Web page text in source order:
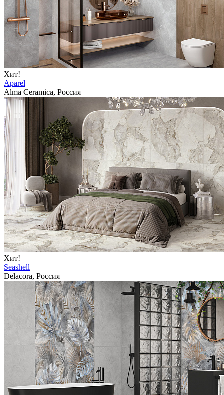
Хит!
Aparel
Alma Ceramica, Россия
Хит!
Seashell
Delacora, Россия